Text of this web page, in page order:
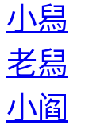
小舄
老舄
小阎